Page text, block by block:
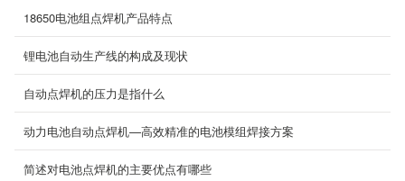
18650电池组点焊机产品特点
锂电池自动生产线的构成及现状
自动点焊机的压力是指什么
动力电池自动点焊机—高效精准的电池模组焊接方案
简述对电池点焊机的主要优点有哪些
BT-850B-10000A晶体管(5轴)双面...
一、主要功能 圆柱型电芯的组合式双面自动化焊
接 二、产品特点 自动化焊接，焊点均匀，一致...
BT-FX11方形铝壳电芯自动分选机
一、主要功能 测试方型铝壳电芯的电压内阻 按
设定的电压内阻数值自动分档 二、产品...